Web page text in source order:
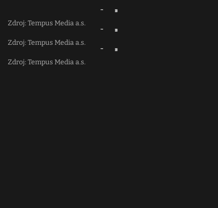
Zdroj: Tempus Media a.s.
Zdroj: Tempus Media a.s.
Zdroj: Tempus Media a.s.